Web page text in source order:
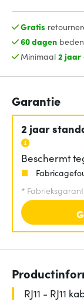
Gratis
60 dagen
Minimaal 2 jaar
Garantie
2 jaar
Beschermt
*
RJ11 - RJ11